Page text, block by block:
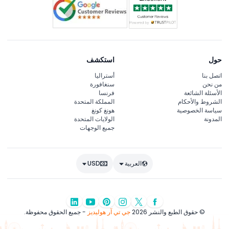
حول
اتصل بنا
من نحن
الأسئلة الشائعة
الشروط والأحكام
سياسة الخصوصية
المدونة
استكشف
أستراليا
سنغافورة
فرنسا
المملكة المتحدة
هونغ كونغ
الولايات المتحدة
جميع الوجهات
العربية USD
© حقوق الطبع والنشر 2026 جي تي آر هوليديز - جميع الحقوق محفوظة.